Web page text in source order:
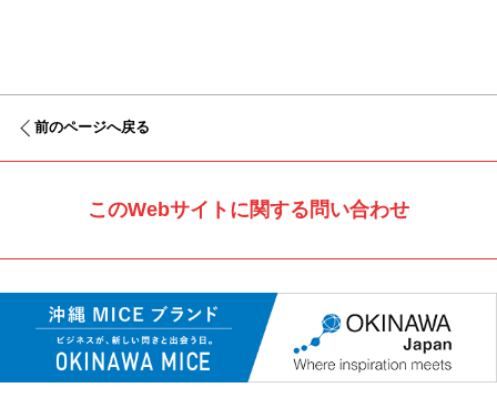
前のページへ戻る
このWebサイトに関する問い合わせ